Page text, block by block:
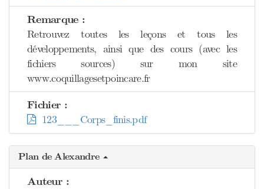
Remarque :
Retrouvez toutes les leçons et tous les
développements, ainsi que des cours (avec les
fichiers sources) sur mon site
www.coquillagesetpoincare.fr
Fichier :
123___Corps_finis.pdf
Plan de Alexandre
Auteur :